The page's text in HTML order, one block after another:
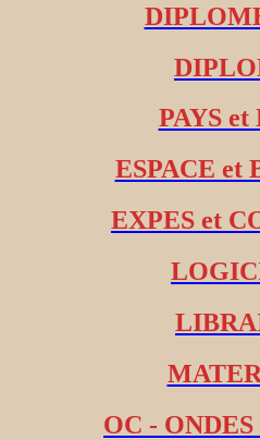
PAYS et
ESPACE et
EXPES et
OC -